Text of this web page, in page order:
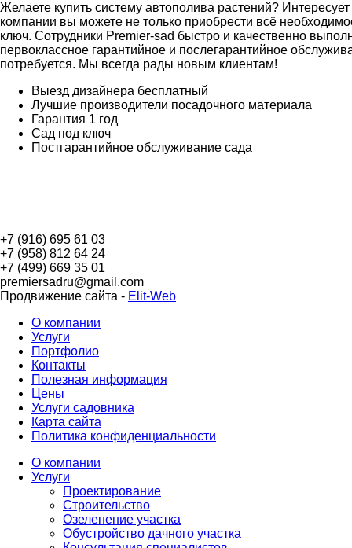
Желаете купить систему автополива растений?
компании вы можете не только приобрести всё
ключ. Сотрудники Premier-sad быстро и качественно
первоклассное гарантийное и послегарантийное
потребуется. Мы всегда рады новым клиентам!
Выезд дизайнера бесплатный
Лучшие производители посадочного материала
Гарантия 1 год
Сад под ключ
Постгарантийное обслуживание сада
+7 (916) 695 61 03
+7 (958) 812 64 24
+7 (499) 669 35 01
premiersadru@gmail.com
Продвижение сайта - Elit-Web
О компании
Услуги
Портфолио
Контакты
Полезная информация
Цены
Услуги садовника
Карта сайта
Политика конфиденциальности
О компании
Услуги
Проектирование
Строительство
Озеленение участка
Обустройство дачного участка